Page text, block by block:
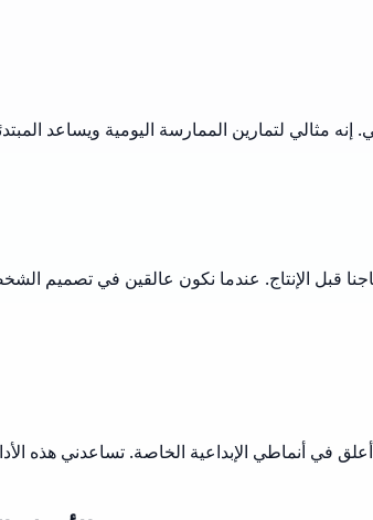
مثالي لتمارين الممارسة اليومية ويساعد
قبل الإنتاج. عندما نكون عالقين في تصميم
في أنماطي الإبداعية الخاصة. تساعدني هذه